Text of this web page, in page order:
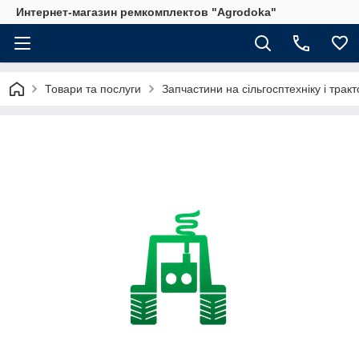
Интернет-магазин ремкомплектов "Agrodoka"
Товари та послуги Запчастини на сільгосптехніку і